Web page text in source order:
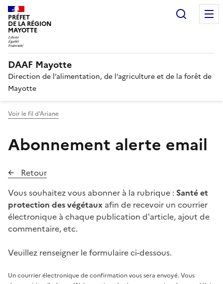
PRÉFET
DE LA RÉGION
MAYOTTE
DAAF Mayotte
Direction de l’alimentation, de l’agriculture et de la forêt de
Mayotte
Voir le fil d'Ariane
Abonnement alerte email
Retour
Vous souhaitez vous abonner à la rubrique : Santé et
protection des végétaux afin de recevoir un courrier
électronique à chaque publication d'article, ajout de
commentaire, etc.
Veuillez renseigner le formulaire ci-dessous.
Un courrier électronique de confirmation vous sera envoyé. Vous